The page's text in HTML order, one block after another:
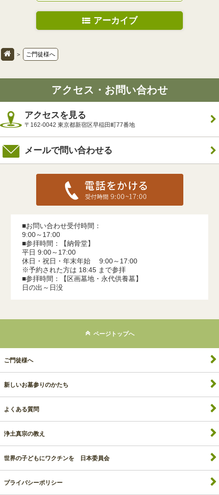
アーカイブ
＞ ご門徒様へ
アクセス・お問い合わせ
アクセスを見る
〒162-0042 東京都新宿区早稲田町77番地
メールで問い合わせる
■お問い合わせ受付時間：
9:00～17:00
■参拝時間：【納骨堂】
平日 9:00～17:00
休日・祝日・年末年始 9:00～17:00
※予約された方は 18:45 まで参拝
■参拝時間：【区画墓地・永代供養墓】
日の出～日没
ページトップへ
ご門徒様へ
新しいお墓参りのかたち
よくある質問
浄土真宗の教え
世界の子どもにワクチンを 日本委員会
プライバシーポリシー